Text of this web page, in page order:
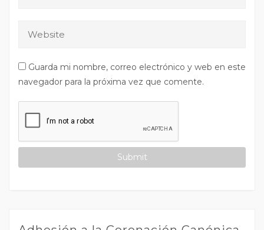
Guarda mi nombre, correo electrónico y web en este
navegador para la próxima vez que comente.